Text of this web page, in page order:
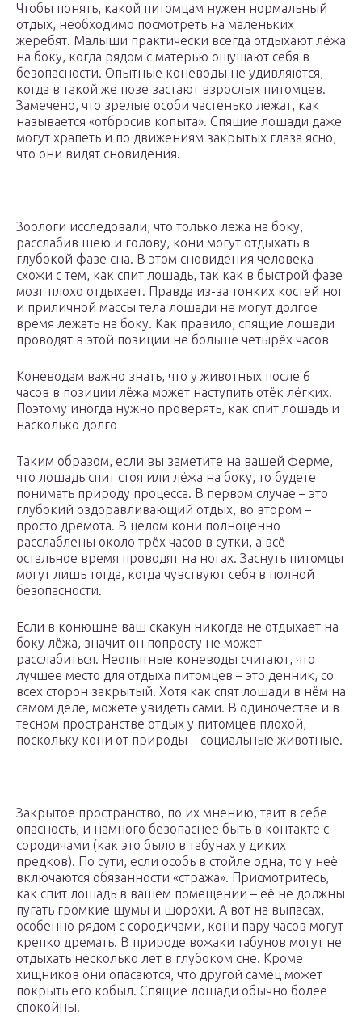
Чтобы понять, какой питомцам нужен нормальный
отдых, необходимо посмотреть на маленьких
жеребят. Малыши практически всегда отдыхают лёжа
на боку, когда рядом с матерью ощущают себя в
безопасности. Опытные коневоды не удивляются,
когда в такой же позе застают взрослых питомцев.
Замечено, что зрелые особи частенько лежат, как
называется «отбросив копыта». Спящие лошади даже
могут храпеть и по движениям закрытых глаза ясно,
что они видят сновидения.
Зоологи исследовали, что только лежа на боку,
расслабив шею и голову, кони могут отдыхать в
глубокой фазе сна. В этом сновидения человека
схожи с тем, как спит лошадь, так как в быстрой фазе
мозг плохо отдыхает. Правда из-за тонких костей ног
и приличной массы тела лошади не могут долгое
время лежать на боку. Как правило, спящие лошади
проводят в этой позиции не больше четырёх часов
Коневодам важно знать, что у животных после 6
часов в позиции лёжа может наступить отёк лёгких.
Поэтому иногда нужно проверять, как спит лошадь и
насколько долго
Таким образом, если вы заметите на вашей ферме,
что лошадь спит стоя или лёжа на боку, то будете
понимать природу процесса. В первом случае – это
глубокий оздоравливающий отдых, во втором –
просто дремота. В целом кони полноценно
расслаблены около трёх часов в сутки, а всё
остальное время проводят на ногах. Заснуть питомцы
могут лишь тогда, когда чувствуют себя в полной
безопасности.
Если в конюшне ваш скакун никогда не отдыхает на
боку лёжа, значит он попросту не может
расслабиться. Неопытные коневоды считают, что
лучшее место для отдыха питомцев – это денник, со
всех сторон закрытый. Хотя как спят лошади в нём на
самом деле, можете увидеть сами. В одиночестве и в
тесном пространстве отдых у питомцев плохой,
поскольку кони от природы – социальные животные.
Закрытое пространство, по их мнению, таит в себе
опасность, и намного безопаснее быть в контакте с
сородичами (как это было в табунах у диких
предков). По сути, если особь в стойле одна, то у неё
включаются обязанности «стража». Присмотритесь,
как спит лошадь в вашем помещении – её не должны
пугать громкие шумы и шорохи. А вот на выпасах,
особенно рядом с сородичами, кони пару часов могут
крепко дремать. В природе вожаки табунов могут не
отдыхать несколько лет в глубоком сне. Кроме
хищников они опасаются, что другой самец может
покрыть его кобыл. Спящие лошади обычно более
спокойны.